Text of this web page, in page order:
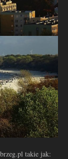
takie jak: